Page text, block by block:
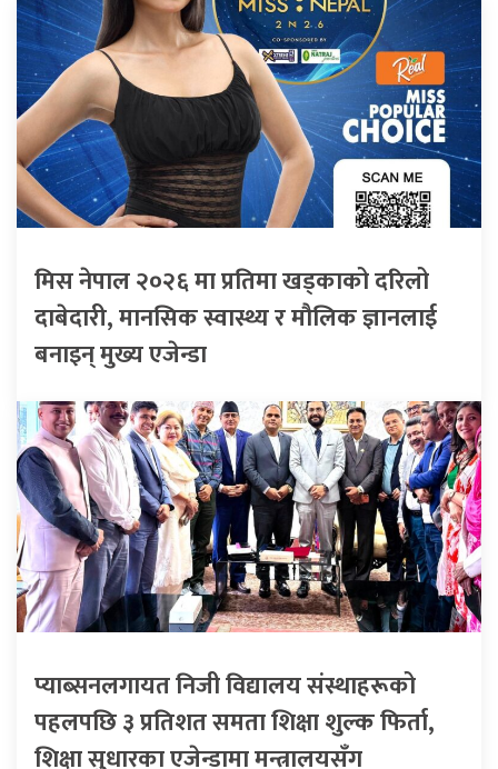
मिस नेपाल २०२६ मा प्रतिमा खड्काको दरिलो
दाबेदारी, मानसिक स्वास्थ्य र मौलिक ज्ञानलाई
बनाइन् मुख्य एजेन्डा
प्याब्सनलगायत निजी विद्यालय संस्थाहरूको
पहलपछि ३ प्रतिशत समता शिक्षा शुल्क फिर्ता,
शिक्षा सुधारका एजेन्डामा मन्त्रालयसँग